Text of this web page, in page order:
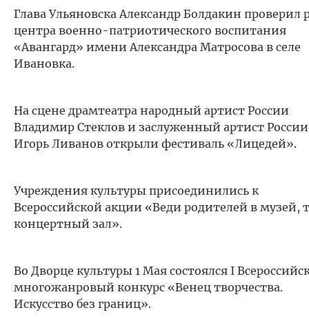
Глава Ульяновска Александр Болдакин проверил
центра военно-патриотического воспитания
«Авангард» имени Александра Матросова в селе
Ивановка.
На сцене драмтеатра народный артист России
Владимир Стеклов и заслуженный артист России
Игорь Ливанов открыли фестиваль «Лицедей».
Учреждения культуры присоединились к
Всероссийской акции «Веди родителей в музей,
концертный зал».
Во Дворце культуры 1 Мая состоялся I
многожанровый конкурс «Венец творчества.
Искусство без границ».